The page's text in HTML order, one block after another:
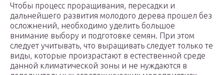
Чтобы процесс проращивания, пересадки и
дальнейшего развития молодого дерева прошел без
осложнений, необходимо уделить большое
внимание выбору и подготовке семян. При этом
следует учитывать, что выращивать следует только те
виды, которые произрастают в естественной среде
данной климатической зоны и не нуждаются в